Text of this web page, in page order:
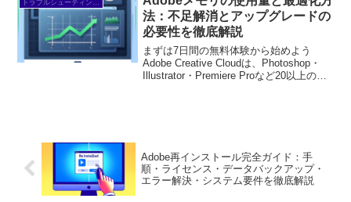
線からお伝えします。これ...
法：不足解消とアップグレードの
必要性を徹底解説
まずは7日間の無料体験から始めよう
Adobe Creative Cloudは、Photoshop・
Illustrator・Premiere Proなど20以上のア
Adobe再インストール完全ガイド：手
順・ライセンス・データバックアップ・
エラー解決・システム要件を徹底解説